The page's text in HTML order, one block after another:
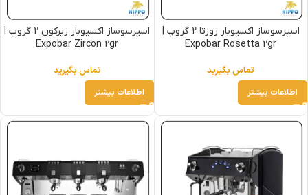
اسپرسوساز اکسپوبار روزتا 2 گروپ |
Expobar Rosetta 2gr
تماس بگیرید
اطلاعات بیشتر
اسپرسوساز اکسپوبار زیرکون 2 گروپ |
Expobar Zircon 2gr
تماس بگیرید
اطلاعات بیشتر